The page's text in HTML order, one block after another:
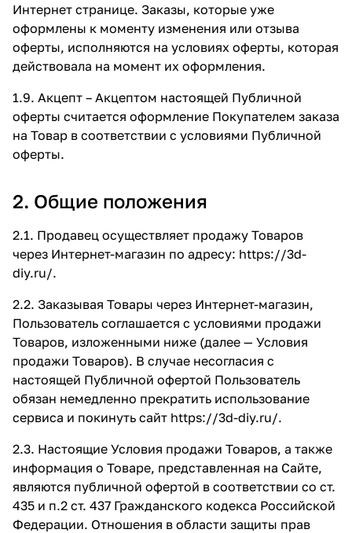
Интернет странице. Заказы, которые уже
оформлены к моменту изменения или отзыва
оферты, исполняются на условиях оферты, которая
действовала на момент их оформления.
1.9. Акцепт – Акцептом настоящей Публичной
оферты считается оформление Покупателем заказа
на Товар в соответствии с условиями Публичной
оферты.
2. Общие положения
2.1. Продавец осуществляет продажу Товаров
через Интернет-магазин по адресу: https://3d-
diy.ru/.
2.2. Заказывая Товары через Интернет-магазин,
Пользователь соглашается с условиями продажи
Товаров, изложенными ниже (далее — Условия
продажи Товаров). В случае несогласия с
настоящей Публичной офертой Пользователь
обязан немедленно прекратить использование
сервиса и покинуть сайт https://3d-diy.ru/.
2.3. Настоящие Условия продажи Товаров, а также
информация о Товаре, представленная на Сайте,
являются публичной офертой в соответствии со ст.
435 и п.2 ст. 437 Гражданского кодекса Российской
Федерации. Отношения в области защиты прав